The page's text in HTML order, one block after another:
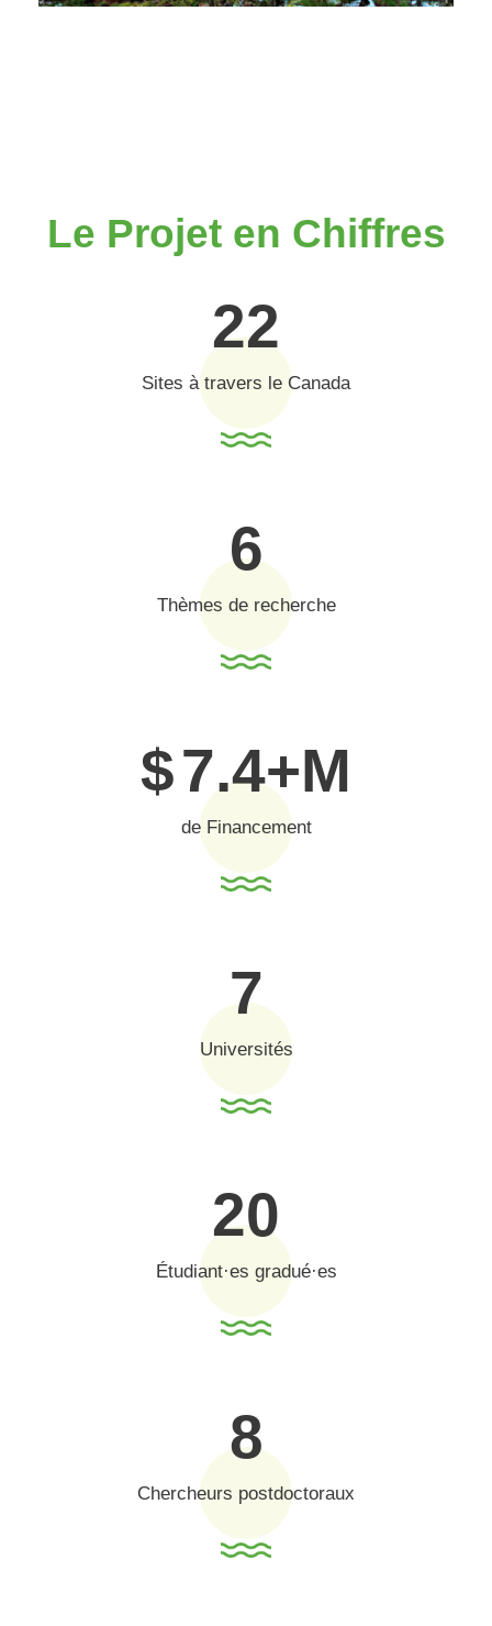
Le Projet en Chiffres
22
Sites à travers le Canada
6
Thèmes de recherche
$7.4+M
de Financement
7
Universités
20
Étudiant·es gradué·es
8
Chercheurs postdoctoraux